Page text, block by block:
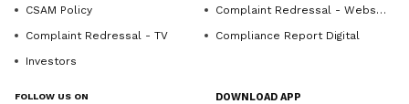
CSAM Policy
Complaint Redressal - Website
Complaint Redressal - TV
Compliance Report Digital
Investors
FOLLOW US ON DOWNLOAD APP